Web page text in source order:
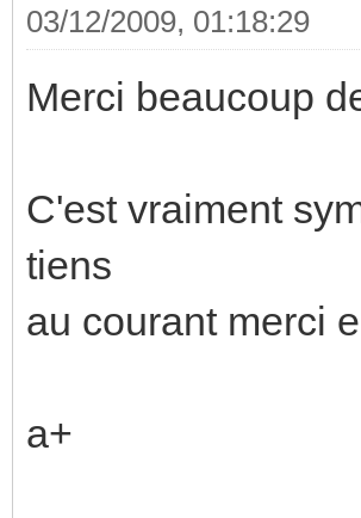
03/12/2009, 01:18:29
Merci beaucoup
C'est vraiment
tiens
au courant merci
a+